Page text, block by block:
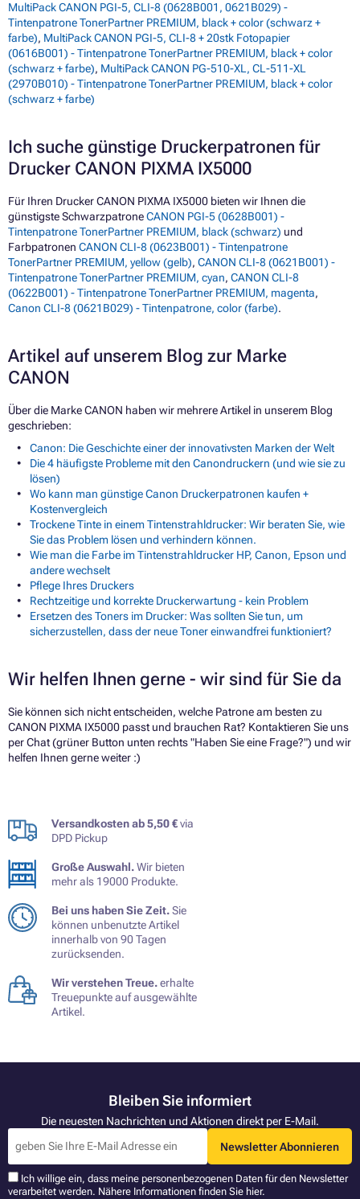
MultiPack CANON PGI-5, CLI-8 (0628B001, 0621B029) -
Tintenpatrone TonerPartner PREMIUM, black + color (schwarz +
farbe), MultiPack CANON PGI-5, CLI-8 + 20stk Fotopapier
(0616B001) - Tintenpatrone TonerPartner PREMIUM, black + color
(schwarz + farbe), MultiPack CANON PG-510-XL, CL-511-XL
(2970B010) - Tintenpatrone TonerPartner PREMIUM, black + color
(schwarz + farbe)
Ich suche günstige Druckerpatronen für
Drucker CANON PIXMA IX5000
Für Ihren Drucker CANON PIXMA IX5000 bieten wir Ihnen die
günstigste SchwarzpatroneCANON PGI-5 (0628B001) -
Tintenpatrone TonerPartner PREMIUM, black (schwarz) und
Farbpatronen CANON CLI-8 (0623B001) - Tintenpatrone
TonerPartner PREMIUM, yellow (gelb), CANON CLI-8 (0621B001) -
Tintenpatrone TonerPartner PREMIUM, cyan, CANON CLI-8
(0622B001) - Tintenpatrone TonerPartner PREMIUM, magenta,
Canon CLI-8 (0621B029) - Tintenpatrone, color (farbe).
Artikel auf unserem Blog zur Marke
CANON
Über die Marke CANON haben wir mehrere Artikel in unserem Blog
geschrieben:
Canon: Die Geschichte einer der innovativsten Marken der Welt
Die 4 häufigste Probleme mit den Canondruckern (und wie sie zu
lösen)
Wo kann man günstige Canon Druckerpatronen kaufen +
Kostenvergleich
Trockene Tinte in einem Tintenstrahldrucker: Wir beraten Sie, wie
Sie das Problem lösen und verhindern können.
Wie man die Farbe im Tintenstrahldrucker HP, Canon, Epson und
andere wechselt
Pflege Ihres Druckers
Rechtzeitige und korrekte Druckerwartung - kein Problem
Ersetzen des Toners im Drucker: Was sollten Sie tun, um
sicherzustellen, dass der neue Toner einwandfrei funktioniert?
Wir helfen Ihnen gerne - wir sind für Sie da
Sie können sich nicht entscheiden, welche Patrone am besten zu
CANON PIXMA IX5000 passt und brauchen Rat? Kontaktieren Sie uns
per Chat (grüner Button unten rechts "Haben Sie eine Frage?") und wir
helfen Ihnen gerne weiter :)
Versandkosten ab 5,50 €via
DPD Pickup
Große Auswahl.Wir bieten
mehr als 19000 Produkte.
Bei uns haben Sie Zeit.Sie
können unbenutzte Artikel
innerhalb von 90 Tagen
zurücksenden.
Wir verstehen Treue.erhalte
Treuepunkte auf ausgewählte
Artikel.
Bleiben Sie informiert
Die neuesten Nachrichten und Aktionen direkt per E-Mail.
Newsletter Abonnieren
Ich willige ein, dass meine personenbezogenen Daten für den Newsletter
verarbeitet werden. Nähere Informationen finden Sie hier.